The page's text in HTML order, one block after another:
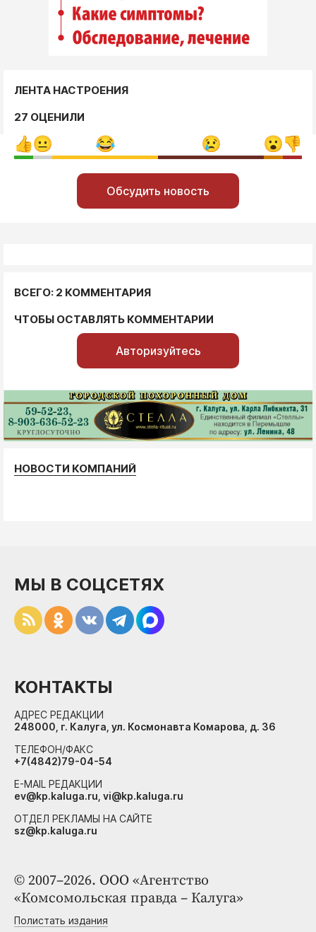
ЛЕНТА НАСТРОЕНИЯ
27 ОЦЕНИЛИ
Обсудить новость
ВСЕГО: 2 КОММЕНТАРИЯ
ЧТОБЫ ОСТАВЛЯТЬ КОММЕНТАРИИ
Авторизуйтесь
НОВОСТИ КОМПАНИЙ
© 2007–2026. ООО «Агентство
«Комсомольская правда – Калуга»
Полистать издания
МЫ В СОЦСЕТЯХ
КОНТАКТЫ
АДРЕС РЕДАКЦИИ
248000, г. Калуга, ул. Космонавта Комарова, д. 36
ТЕЛЕФОН/ФАКС
+7(4842)79-04-54
E-MAIL РЕДАКЦИИ
ev@kp.kaluga.ru, vi@kp.kaluga.ru
ОТДЕЛ РЕКЛАМЫ НА САЙТЕ
sz@kp.kaluga.ru